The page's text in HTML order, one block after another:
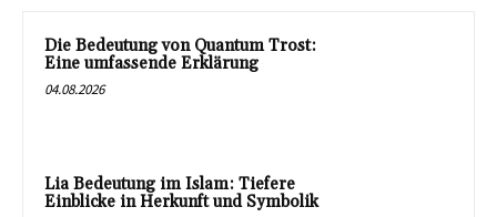
Die Bedeutung von Quantum Trost:
Eine umfassende Erklärung
04.08.2026
Lia Bedeutung im Islam: Tiefere
Einblicke in Herkunft und Symbolik